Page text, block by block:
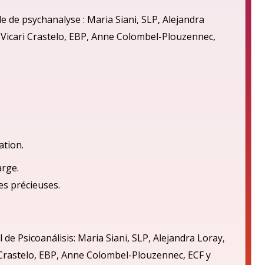
psychanalyse : Maria Siani, SLP, Alejandra
Crastelo, EBP, Anne Colombel-Plouzennec,
précieuses.
de Psicoanálisis: Maria Siani, SLP, Alejandra Loray,
EBP, Anne Colombel-Plouzennec, ECFy